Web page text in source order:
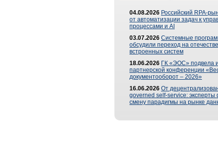
04.08.2026 Российский RPA-
от автоматизации задач к
процессами и AI
03.07.2026 Системные
обсудили переход на
встроенных систем
18.06.2026 ГК «ЭОС» подвела
партнерской конференции
документооборот – 2026»
16.06.2026 От
governed self-service: эксперты
смену парадигмы на рынке